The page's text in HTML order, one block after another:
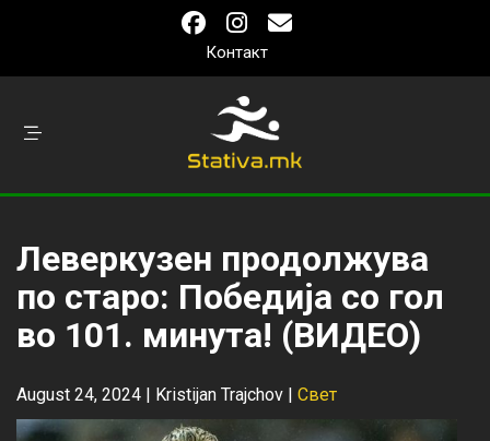
Контакт
Леверкузен продолжува
по старо: Победија со гол
во 101. минута! (ВИДЕО)
August 24, 2024 | Kristijan Trajchov | Свет